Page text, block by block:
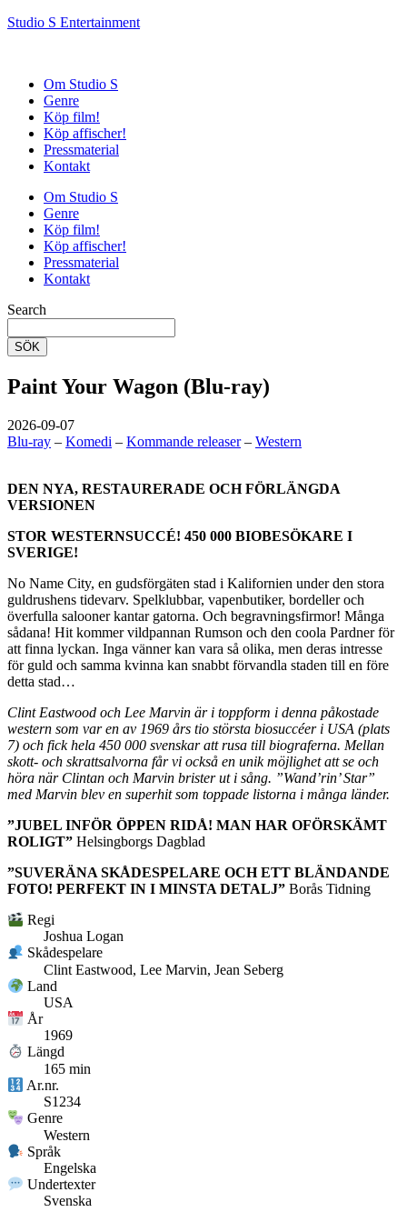
Studio S Entertainment
Om Studio S
Genre
Köp film!
Köp affischer!
Pressmaterial
Kontakt
Om Studio S
Genre
Köp film!
Köp affischer!
Pressmaterial
Kontakt
Search
SÖK
Paint Your Wagon (Blu-ray)
2026-09-07
Blu-ray – Komedi – Kommande releaser– Western
DEN NYA, RESTAURERADE OCH FÖRLÄNGDA
VERSIONEN
STOR WESTERNSUCCÉ! 450 000 BIOBESÖKARE I
SVERIGE!
No Name City, en gudsförgäten stad i Kalifornien under den stora
guldrushens tidevarv. Spelklubbar, vapenbutiker, bordeller och
överfulla salooner kantar gatorna. Och begravningsfirmor! Många
sådana! Hit kommer vildpannan Rumson och den coola Pardner för
att finna lyckan. Inga vänner kan vara så olika, men deras intresse
för guld och samma kvinna kan snabbt förvandla staden till en före
detta stad…
Clint Eastwood och Lee Marvin är i toppform i denna påkostade
western som var en av 1969 års tio största biosuccéer i USA (plats
7) och fick hela 450 000 svenskar att rusa till biograferna. Mellan
skott- och skrattsalvorna får vi också en unik möjlighet att se och
höra när Clintan och Marvin brister ut i sång. ”Wand’rin’ Star”
med Marvin blev en superhit som toppade listorna i många länder.
”JUBEL INFÖR ÖPPEN RIDÅ! MAN HAR OFÖRSKÄMT
ROLIGT” Helsingborgs Dagblad
”SUVERÄNA SKÅDESPELARE OCH ETT BLÄNDANDE
FOTO! PERFEKT IN I MINSTA DETALJ” Borås Tidning
Regi
Joshua Logan
Skådespelare
Clint Eastwood, Lee Marvin, Jean Seberg
Land
USA
År
1969
Längd
165 min
Ar.nr.
S1234
Genre
Western
Språk
Engelska
Undertexter
Svenska